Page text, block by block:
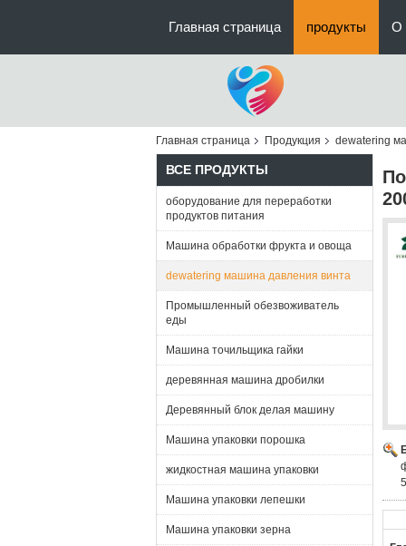
Главная страница продукты О
Главная страница Продукция dewatering
ВСЕ ПРОДУКТЫ
оборудование для переработки
продуктов питания
Машина обработки фрукта и овоща
dewatering машина давления винта
Промышленный обезвоживатель
еды
Машина точильщика гайки
деревянная машина дробилки
Деревянный блок делая машину
Машина упаковки порошка
жидкостная машина упаковки
Машина упаковки лепешки
Машина упаковки зерна